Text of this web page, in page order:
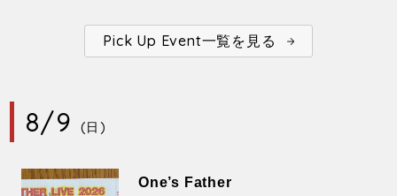
Pick Up Event一覧を見る
8/9 (日)
One’s Father